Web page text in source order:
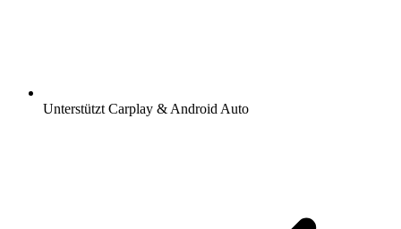
Unterstützt Carplay & Android Auto